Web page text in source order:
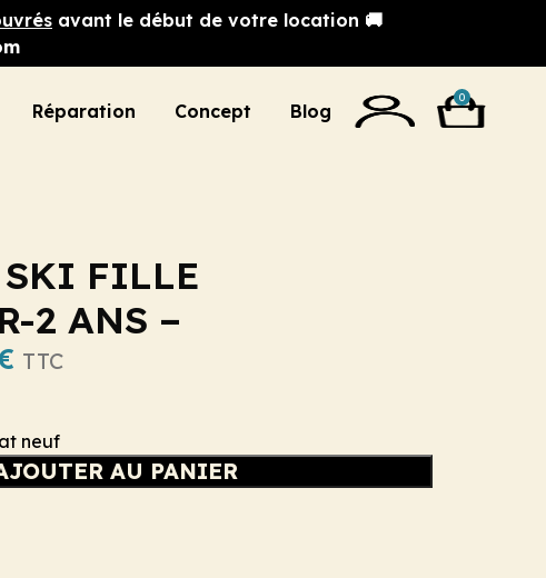
avant le début de votre location 🚚
Réparation Concept Blog
0
SKI FILLE
2 ANS –
TTC
neuf
AU PANIER